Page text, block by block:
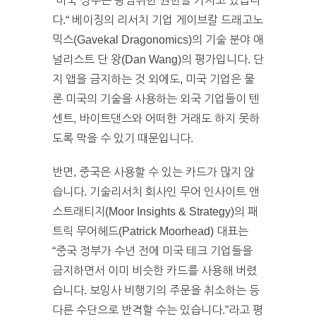
다.“ 베이징의 리서치 기업 게이브칼 드래고노
믹스(Gavekal Dragonomics)의 기술 분야 애
널리스트 단 왕(Dan Wang)의 평가입니다. 단
지 앱을 금지하는 것 외에도, 미국 기업은 물
론 미국의 기술을 사용하는 외국 기업들이 텐
센트, 바이트댄스와 어떠한 거래도 하지 못하
도록 막을 수 있기 때문입니다.
반면, 중국은 사용할 수 있는 카드가 많지 않
습니다. 기술리서치 회사인 무어 인사이트 앤
스트래티지(Moor Insights & Strategy)의 패
트릭 무어헤드(Patrick Moorhead) 대표는
“중국 정부가 수년 전에 미국 테크 기업들을
금지하면서 이미 비슷한 카드를 사용해 버렸
습니다. 보잉사 비행기의 주문을 취소하는 등
다른 수단으로 반격할 수는 있습니다.”라고 평